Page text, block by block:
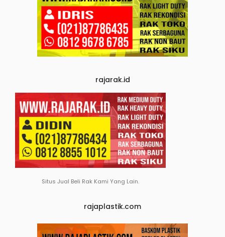
rajarak.id
Situs Jual Beli Rak Kami Yang Lain.
rajaplastik.com